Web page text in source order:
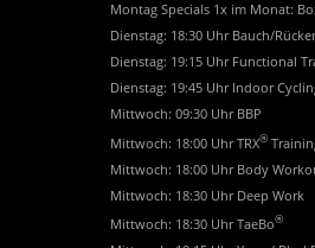
Montag Specials 1x im Monat:
Dienstag: 18:30 Uhr Bauch/
Dienstag: 19:15 Uhr Functional
Dienstag: 19:45 Uhr Indoor
Mittwoch: 09:30 Uhr BBP
Mittwoch: 18:00 Uhr TRX®
Mittwoch: 18:00 Uhr Body
Mittwoch: 18:30 Uhr Deep Work
Mittwoch: 18:30 Uhr TaeBo®